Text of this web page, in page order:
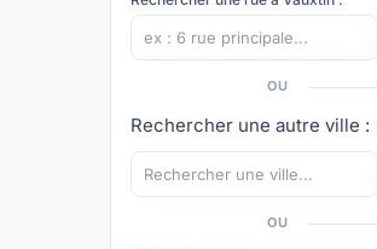
OU
Rechercher une autre ville :
OU